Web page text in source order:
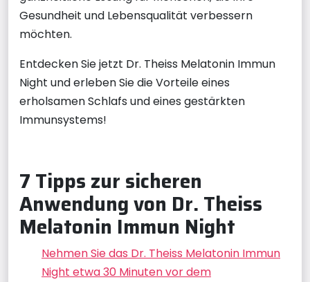
Gesundheit und Lebensqualität verbessern
möchten.
Entdecken Sie jetzt Dr. Theiss Melatonin Immun
Night und erleben Sie die Vorteile eines
erholsamen Schlafs und eines gestärkten
Immunsystems!
7 Tipps zur sicheren
Anwendung von Dr. Theiss
Melatonin Immun Night
Nehmen Sie das Dr. Theiss Melatonin Immun
Night etwa 30 Minuten vor dem